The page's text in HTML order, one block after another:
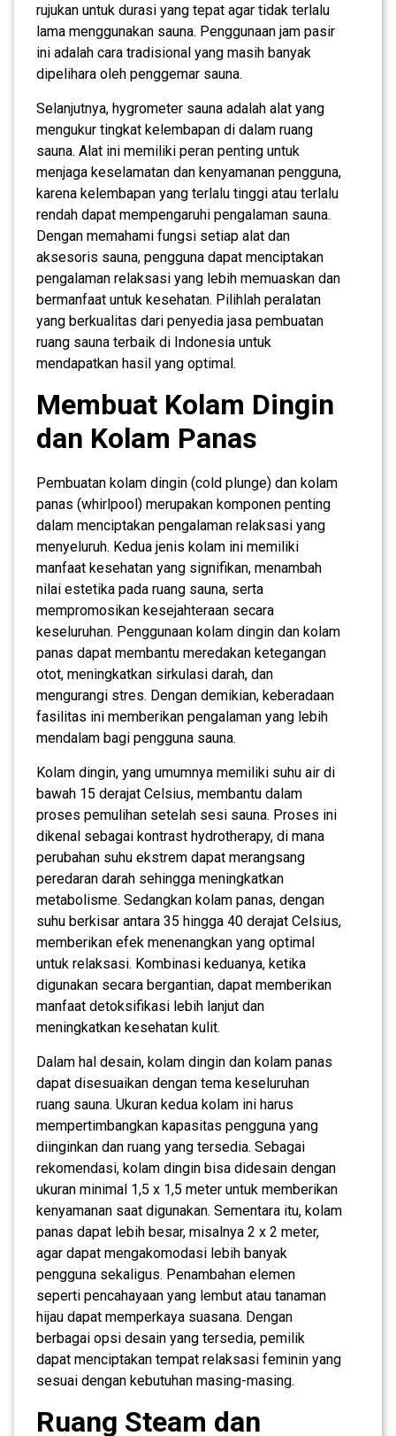
rujukan untuk durasi yang tepat agar tidak terlalu
lama menggunakan sauna. Penggunaan jam pasir
ini adalah cara tradisional yang masih banyak
dipelihara oleh penggemar sauna.
Selanjutnya, hygrometer sauna adalah alat yang
mengukur tingkat kelembapan di dalam ruang
sauna. Alat ini memiliki peran penting untuk
menjaga keselamatan dan kenyamanan pengguna,
karena kelembapan yang terlalu tinggi atau terlalu
rendah dapat mempengaruhi pengalaman sauna.
Dengan memahami fungsi setiap alat dan
aksesoris sauna, pengguna dapat menciptakan
pengalaman relaksasi yang lebih memuaskan dan
bermanfaat untuk kesehatan. Pilihlah peralatan
yang berkualitas dari penyedia jasa pembuatan
ruang sauna terbaik di Indonesia untuk
mendapatkan hasil yang optimal.
Membuat Kolam Dingin
dan Kolam Panas
Pembuatan kolam dingin (cold plunge) dan kolam
panas (whirlpool) merupakan komponen penting
dalam menciptakan pengalaman relaksasi yang
menyeluruh. Kedua jenis kolam ini memiliki
manfaat kesehatan yang signifikan, menambah
nilai estetika pada ruang sauna, serta
mempromosikan kesejahteraan secara
keseluruhan. Penggunaan kolam dingin dan kolam
panas dapat membantu meredakan ketegangan
otot, meningkatkan sirkulasi darah, dan
mengurangi stres. Dengan demikian, keberadaan
fasilitas ini memberikan pengalaman yang lebih
mendalam bagi pengguna sauna.
Kolam dingin, yang umumnya memiliki suhu air di
bawah 15 derajat Celsius, membantu dalam
proses pemulihan setelah sesi sauna. Proses ini
dikenal sebagai kontrast hydrotherapy, di mana
perubahan suhu ekstrem dapat merangsang
peredaran darah sehingga meningkatkan
metabolisme. Sedangkan kolam panas, dengan
suhu berkisar antara 35 hingga 40 derajat Celsius,
memberikan efek menenangkan yang optimal
untuk relaksasi. Kombinasi keduanya, ketika
digunakan secara bergantian, dapat memberikan
manfaat detoksifikasi lebih lanjut dan
meningkatkan kesehatan kulit.
Dalam hal desain, kolam dingin dan kolam panas
dapat disesuaikan dengan tema keseluruhan
ruang sauna. Ukuran kedua kolam ini harus
mempertimbangkan kapasitas pengguna yang
diinginkan dan ruang yang tersedia. Sebagai
rekomendasi, kolam dingin bisa didesain dengan
ukuran minimal 1,5 x 1,5 meter untuk memberikan
kenyamanan saat digunakan. Sementara itu, kolam
panas dapat lebih besar, misalnya 2 x 2 meter,
agar dapat mengakomodasi lebih banyak
pengguna sekaligus. Penambahan elemen
seperti pencahayaan yang lembut atau tanaman
hijau dapat memperkaya suasana. Dengan
berbagai opsi desain yang tersedia, pemilik
dapat menciptakan tempat relaksasi feminin yang
sesuai dengan kebutuhan masing-masing.
Ruang Steam dan